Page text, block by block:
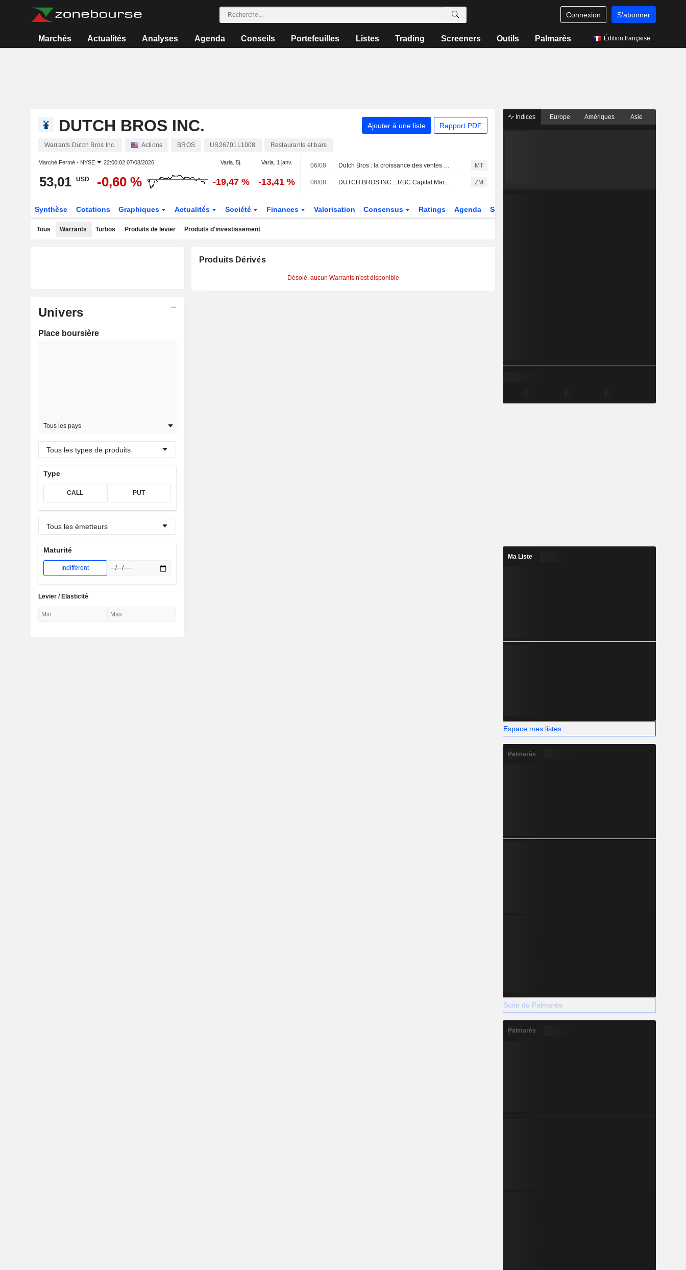
Connexion S'abonner
Marchés Actualités Analyses Agenda Conseils Portefeuilles Listes Trading Screeners Outils Palmarès Édition française
DUTCH BROS INC. Ajouter à une liste Rapport PDF
Warrants Dutch Bros Inc. Actions BROS US26701L1008 Restaurants et bars
Marché Fermé - NYSE 22:00:02 07/08/2026 Varia. 5j. Varia. 1 janv.
53,01 USD -0,60 % -19,47 % -13,41 %
06/08 Dutch Bros : la croissance des ventes à périmètre constant au T2 et les perspectives du T3 déçoivent les attentes du marché, selon RBC Capital Markets MT
06/08 DUTCH BROS INC. : RBC Capital Markets favorable sur le dossier ZM
Synthèse Cotations Graphiques Actualités Société Finances Valorisation Consensus Ratings Agenda Secteur
Tous Warrants Turbos Produits de levier Produits d'investissement
Univers
Place boursière
Tous les pays
Tous les types de produits
Type
CALL PUT
Tous les émetteurs
Maturité
Indifférent
Levier / Elasticité
Produits Dérivés
Désolé, aucun Warrants n'est disponible
Indices Europe Amériques Asie
Ma Liste
Espace mes listes
Palmarès
Suite du Palmarès
Palmarès